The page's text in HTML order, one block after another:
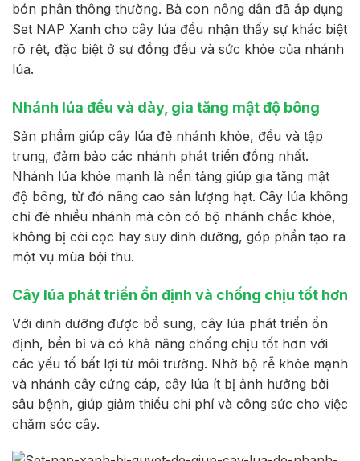
bón phân thông thường. Bà con nông dân đã áp dụng
Set NAP Xanh cho cây lúa đều nhận thấy sự khác biệt
rõ rệt, đặc biệt ở sự đồng đều và sức khỏe của nhánh
lúa.
Nhánh lúa đều và dày, gia tăng mật độ bông
Sản phẩm giúp cây lúa đẻ nhánh khỏe, đều và tập
trung, đảm bảo các nhánh phát triển đồng nhất.
Nhánh lúa khỏe mạnh là nền tảng giúp gia tăng mật
độ bông, từ đó nâng cao sản lượng hạt. Cây lúa không
chỉ đẻ nhiều nhánh mà còn có bộ nhánh chắc khỏe,
không bị còi cọc hay suy dinh dưỡng, góp phần tạo ra
một vụ mùa bội thu.
Cây lúa phát triển ổn định và chống chịu tốt hơn
Với dinh dưỡng được bổ sung, cây lúa phát triển ổn
định, bền bỉ và có khả năng chống chịu tốt hơn với
các yếu tố bất lợi từ môi trường. Nhờ bộ rễ khỏe mạnh
và nhánh cây cứng cáp, cây lúa ít bị ảnh hưởng bởi
sâu bệnh, giúp giảm thiểu chi phí và công sức cho việc
chăm sóc cây.